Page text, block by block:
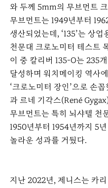
와 두께 5mm의 무브먼트
무브먼트는 1949년부터
생산되었는데, ‘135’는 상업
천문대 크로노미터 테스트
이 중 칼리버 135-O는 235
달성하며 워치메이킹 역사
‘크로노미터 장인’으로 손
과 르네 기각스(René
무브먼트는 특히 뇌샤텔 천
1950년부터 1954년까지 5
놀라운 성과를 거뒀다.
지난 2022년, 제니스는 카